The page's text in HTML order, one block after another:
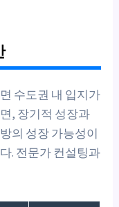
수도권 내 입지가
, 장기적 성장과
의 성장 가능성이
. 전문가 컨설팅과